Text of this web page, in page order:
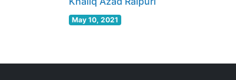
May 10, 2021